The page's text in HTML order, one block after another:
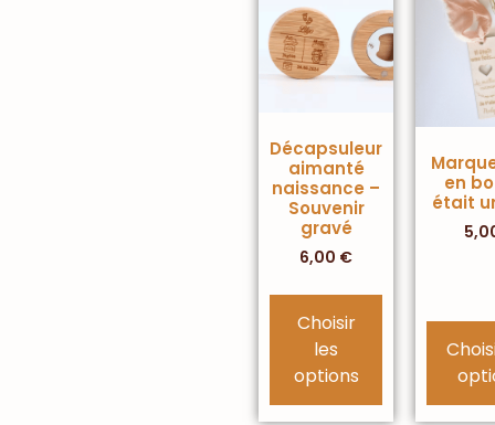
Décapsuleur
aimanté
naissance –
Souvenir
gravé
6,00 €
Choisir
les
options
en
était